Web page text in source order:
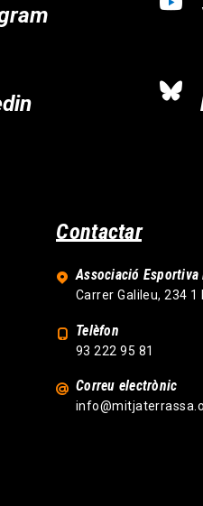
Contactar
Associació Esportiva
Carrer Galileu, 234
Telèfon
93 222 95 81
Correu electrònic